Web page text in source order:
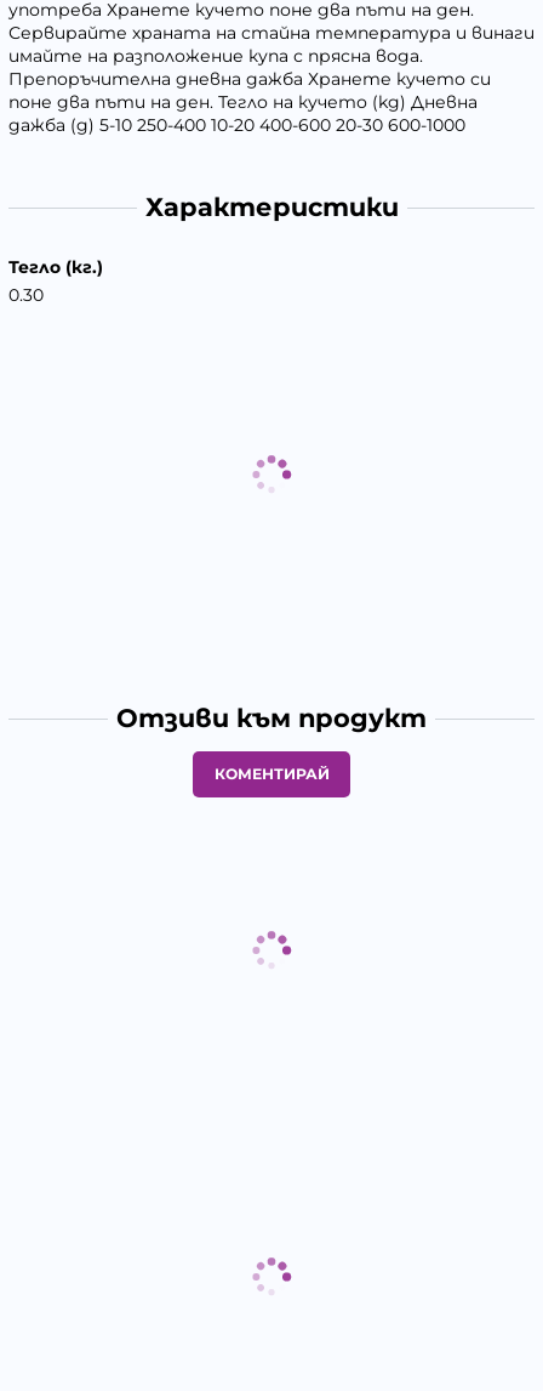
употреба Хранете кучето поне два пъти на ден.
Сервирайте храната на стайна температура и винаги
имайте на разположение купа с прясна вода.
Препоръчителна дневна дажба Хранете кучето си
поне два пъти на ден. Тегло на кучето (kg) Дневна
дажба (g) 5-10 250-400 10-20 400-600 20-30 600-1000
Характеристики
Тегло (кг.)
0.30
Отзиви към продукт
КОМЕНТИРАЙ